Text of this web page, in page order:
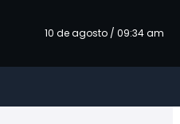
10 de agosto / 09:34 am